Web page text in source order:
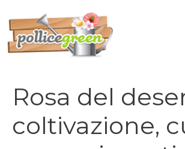
contenuto
Rosa del
coltivazione,